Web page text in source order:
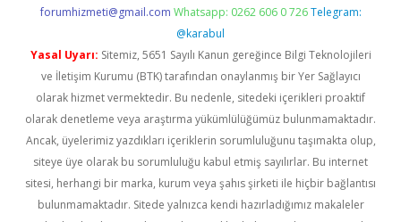
forumhizmeti@gmail.com Whatsapp: 0262 606 0 726 Telegram:
@karabul
Yasal Uyarı: Sitemiz, 5651 Sayılı Kanun gereğince Bilgi Teknolojileri
ve İletişim Kurumu (BTK) tarafından onaylanmış bir Yer Sağlayıcı
olarak hizmet vermektedir. Bu nedenle, sitedeki içerikleri proaktif
olarak denetleme veya araştırma yükümlülüğümüz bulunmamaktadır.
Ancak, üyelerimiz yazdıkları içeriklerin sorumluluğunu taşımakta olup,
siteye üye olarak bu sorumluluğu kabul etmiş sayılırlar. Bu internet
sitesi, herhangi bir marka, kurum veya şahıs şirketi ile hiçbir bağlantısı
bulunmamaktadır. Sitede yalnızca kendi hazırladığımız makaleler